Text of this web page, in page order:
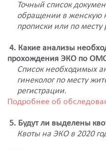
Точный список
обращении в женскую
прописки или по месту
4. Какие анализы
прохождения ЭКО по ОМС
Список необходимых
гинеколог по месту
регистрации.
Подробнее об
5. Будут ли выделены
Квоты на ЭКО в 2020